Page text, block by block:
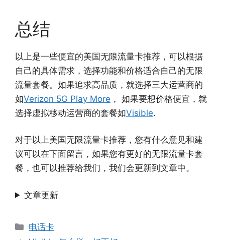
总结
以上是一些便宜的美国无限流量卡推荐，可以根据
自己的具体需求，选择功能和价格适合自己的无限
流量套餐。如果追求高品质，就选择三大运营商的
如Verizon 5G Play More ， 如果要想价格便宜，就
选择虚拟移动运营商的套餐如Visible.
对于以上美国无限流量卡推荐，您有什么意见和建
议可以在下面留言，如果您有更好的无限流量卡套
餐，也可以推荐给我们，我们会更新到文章中。
文章更新
分
类
电话卡